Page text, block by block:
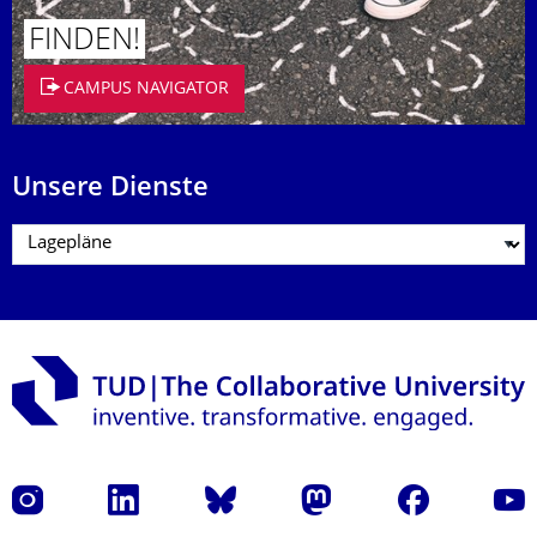
FINDEN!
CAMPUS NAVIGATOR
Unsere Dienste
Instagram LinkedIn Bluesky Mastodon Facebook